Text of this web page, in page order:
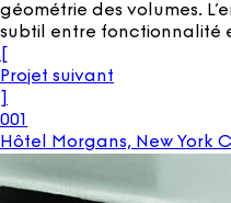
géométrie des volumes.
subtil entre fonctionnalité
Projet suivant
001
Hôtel Morgans, New York